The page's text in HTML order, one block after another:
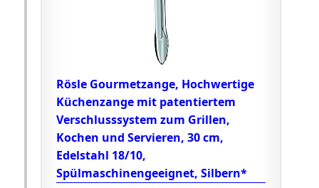
Rösle Gourmetzange, Hochwertige
Küchenzange mit patentiertem
Verschlusssystem zum Grillen,
Kochen und Servieren, 30 cm,
Edelstahl 18/10,
Spülmaschinengeeignet, Silbern*